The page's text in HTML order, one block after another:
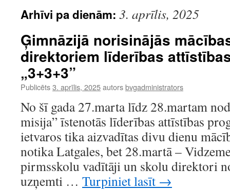
Arhīvi pa dienām: 3. aprīlis, 2025
Ģimnāzijā norisinājās
direktoriem līderības
„3+3+3”
Publicēts3. aprīlis, 2025autorsbvgadministrators
No šī gada 27.marta līdz 28.martam
misija” īstenotās līderības attīstības
ietvaros tika aizvadītas divu dienu
notika Latgales, bet 28.martā –
pirmsskolu vadītāji un skolu direktori
uzņemti … Turpiniet lasīt →